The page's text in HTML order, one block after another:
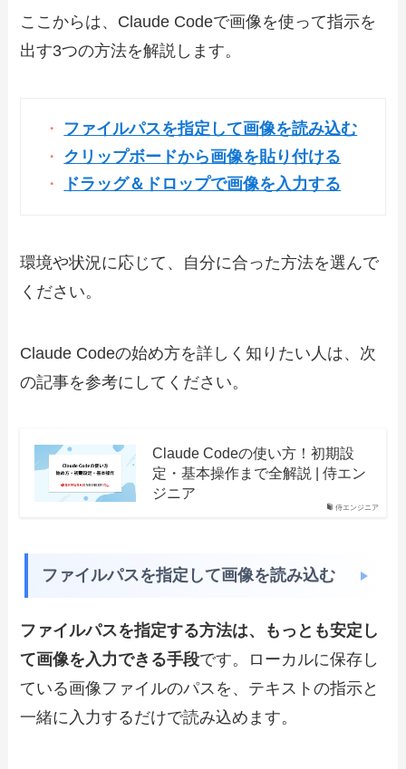
ここからは、Claude Codeで画像を使って指示を
出す3つの方法を解説します。
ファイルパスを指定して画像を読み込む
クリップボードから画像を貼り付ける
ドラッグ＆ドロップで画像を入力する
環境や状況に応じて、自分に合った方法を選んで
ください。
Claude Codeの始め方を詳しく知りたい人は、次
の記事を参考にしてください。
侍エンジニア
Claude Codeの使い方！初期設
定・基本操作まで全解説 | 侍エン
ジニア
ファイルパスを指定して画像を読み込む
ファイルパスを指定する方法は、もっとも安定し
て画像を入力できる手段です。ローカルに保存し
ている画像ファイルのパスを、テキストの指示と
一緒に入力するだけで読み込めます。